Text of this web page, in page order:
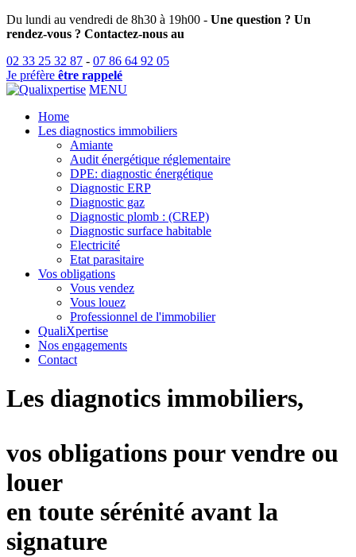
Aller
au
principal
Du lundi au vendredi de 8h30 à 19h00 - Une question ? Un
rendez-vous ? Contactez-nous au
02 33 25 32 87 - 07 86 64 92 05
Je préfère être rappelé
MENU
Home
Les diagnostics immobiliers
Amiante
Audit énergétique réglementaire
DPE: diagnostic énergétique
Diagnostic ERP
Diagnostic gaz
Diagnostic plomb : (CREP)
Diagnostic surface habitable
Electricité
Etat parasitaire
Vos obligations
Vous vendez
Vous louez
Professionnel de l'immobilier
QualiXpertise
Nos engagements
Contact
Les diagnotics immobiliers,
vos obligations pour vendre ou
louer
en toute sérénité avant la
signature